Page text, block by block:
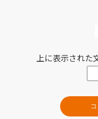
上に表示された